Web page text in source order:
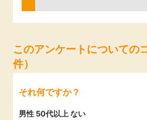
お友達紹介
カード比較
月額有料サービス
家計の固定費
このアンケートについての
件）
それ何ですか？
男性 50代以上 ない